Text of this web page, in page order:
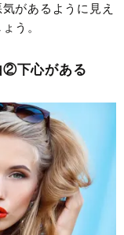
があるように見え
う。
②下心がある